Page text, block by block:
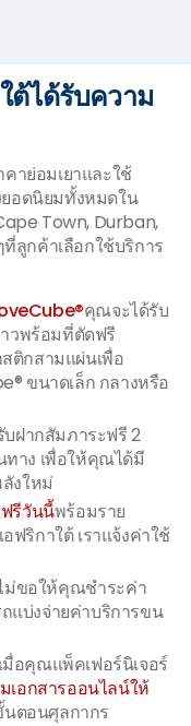
ต้ได้รับความ
คาย่อมเยาและใช้
อดนิยมทั้งหมดใน
Town, Durban,
ลูกค้าเลือกใช้บริการ
คุณจะได้รับ
าวพร้อมที่ตัดฟรี
ติกสามแผ่นเพื่อ
ขนาดเล็ก กลางหรือ
บฝากสัมภาระฟรี 2
ทาง เพื่อให้คุณได้มี
งใหม่
รีวันนี้พร้อมราย
ฟริกาใต้ เราแจ้งค่าใช้
ม่ขอให้คุณชำระค่า
แบ่งจ่ายค่าบริการขน
เมื่อคุณแพ็คเฟอร์นิเจอร์
เอกสารออนไลน์ให้
ตอนศุลกากร